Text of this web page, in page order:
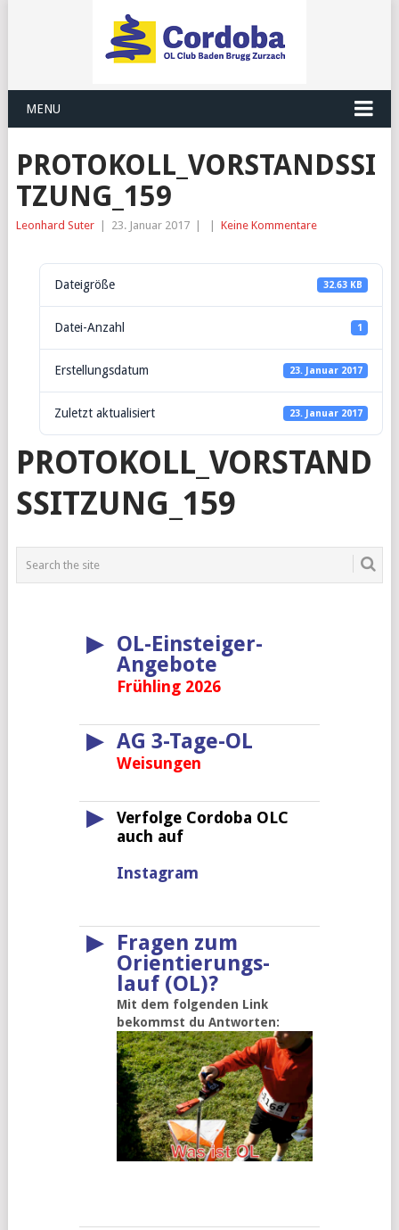
MENU
PROTOKOLL_VORSTANDSSI
TZUNG_159
Leonhard Suter 23. Januar 2017 Keine Kommentare
Dateigröße 32.63 KB
Datei-Anzahl 1
Erstellungsdatum 23. Januar 2017
Zuletzt aktualisiert 23. Januar 2017
PROTOKOLL_VORSTAND
SSITZUNG_159
▶
OL-Einsteiger-
Angebote
Frühling 2026
▶ AG 3-Tage-OL
Weisungen
▶
Verfolge Cordoba OLC
auch auf
Instagram
▶
Fragen zum
Orientierungs-
lauf (OL)?
Mit dem folgenden Link
bekommst du Antworten: